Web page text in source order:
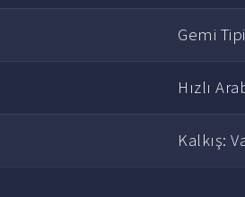
Gemi Tipi
Hızlı
Kalkış: